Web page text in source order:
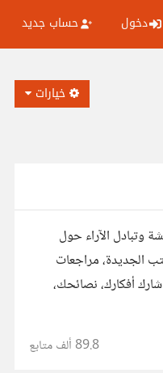
دخول حساب جديد
خيارات
وتبادل الآراء حول
الجديدة، مراجعات
أفكارك، نصائحك،
89.8 ألف متابع